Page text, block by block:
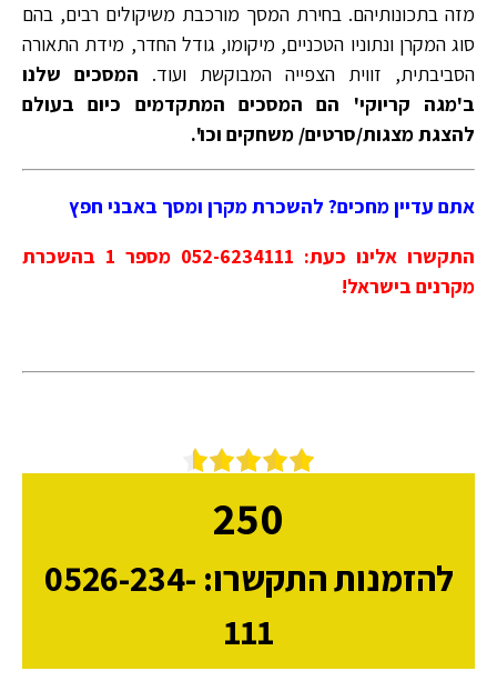
מזה בתכונותיהם. בחירת המסך מורכבת משיקולים רבים, בהם
סוג המקרן ונתוניו הטכניים, מיקומו, גודל החדר, מידת התאורה
הסביבתית, זווית הצפייה המבוקשת ועוד. המסכים שלנו
ב'מגה קריוקי' הם המסכים המתקדמים כיום בעולם
להצגת מצגות/סרטים/ משחקים וכו'.
אתם עדיין מחכים? להשכרת מקרן ומסך באבני חפץ
התקשרו אלינו כעת: 052-6234111 מספר 1 בהשכרת
מקרנים בישראל!
250
להזמנות התקשרו: 0526-234-
111